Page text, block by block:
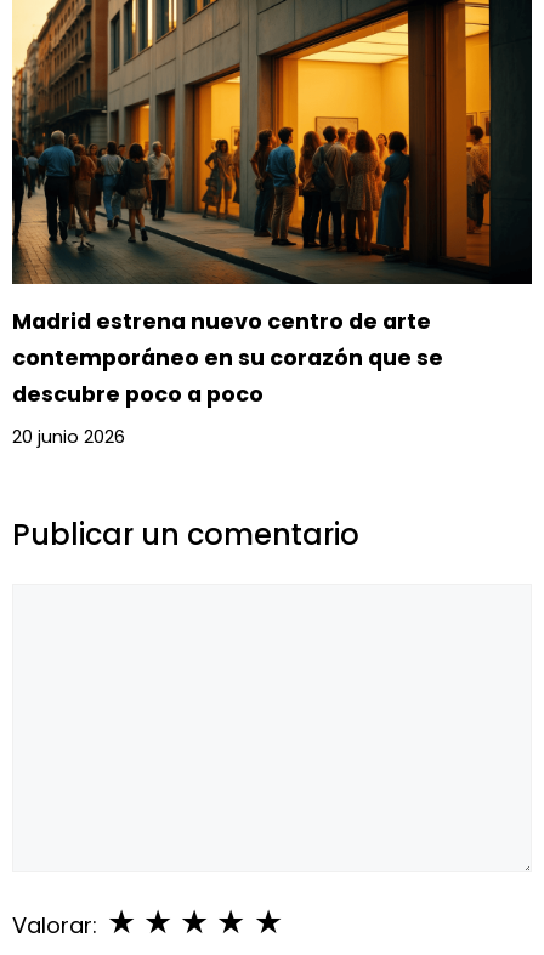
Madrid estrena nuevo centro de arte
contemporáneo en su corazón que se
descubre poco a poco
20 junio 2026
Publicar un comentario
Valorar: ★
★
★
★
★